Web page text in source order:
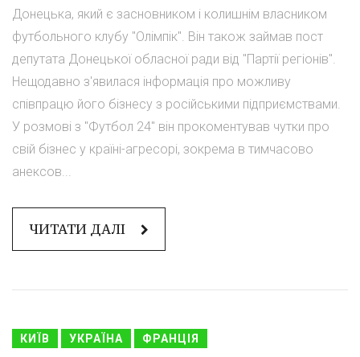
Донецька, який є засновником і колишнім власником
футбольного клубу "Олімпік". Він також займав пост
депутата Донецької обласної ради від "Партії регіонів".
Нещодавно з'явилася інформація про можливу
співпрацю його бізнесу з російськими підприємствами.
У розмові з "Футбол 24" він прокоментував чутки про
свій бізнес у країні-агресорі, зокрема в тимчасово
анексов...
ЧИТАТИ ДАЛІ
КИЇВ УКРАЇНА ФРАНЦІЯ